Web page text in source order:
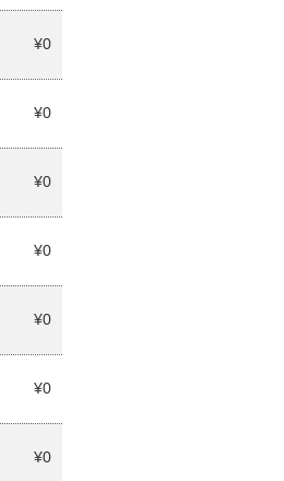
¥0
¥0
¥0
¥0
¥0
¥0
¥0